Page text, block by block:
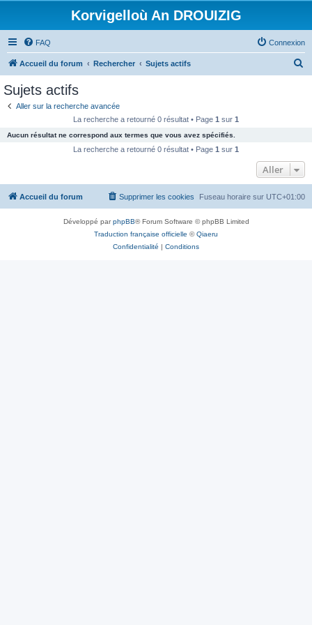
Korvigelloù An DROUIZIG
FAQ Connexion
Accueil du forum Rechercher Sujets actifs
c
e
Sujets actifs
Aller sur la recherche avancée
La recherche a retourné 0 résultat • Page 1 sur 1
Aucun résultat ne correspond aux termes que vous avez spécifiés.
La recherche a retourné 0 résultat • Page 1 sur 1
Aller
Accueil du forum Fuseau horaire sur UTC+01:00
Supprimer les cookies
Développé parphpBB® Forum Software © phpBB Limited
Traduction française officielle ©Qiaeru
Confidentialité | Conditions